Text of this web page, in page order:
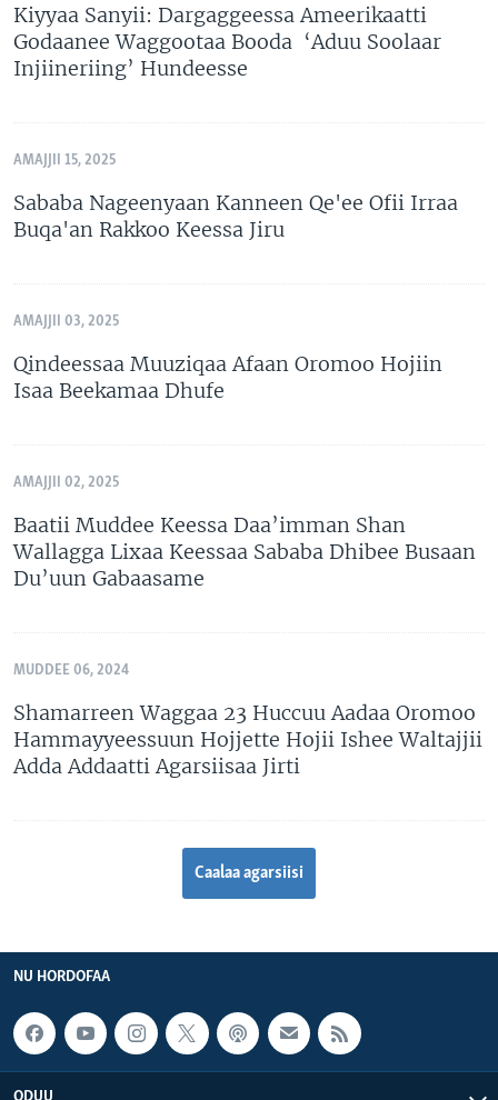
Kiyyaa Sanyii: Dargaggeessa Ameerikaatti
Godaanee Waggootaa Booda ‘Aduu Soolaar
Injiineriing’ Hundeesse
AMAJJII 15, 2025
Sababa Nageenyaan Kanneen Qe'ee Ofii Irraa
Buqa'an Rakkoo Keessa Jiru
AMAJJII 03, 2025
Qindeessaa Muuziqaa Afaan Oromoo Hojiin
Isaa Beekamaa Dhufe
AMAJJII 02, 2025
Baatii Muddee Keessa Daa’imman Shan
Wallagga Lixaa Keessaa Sababa Dhibee Busaan
Du’uun Gabaasame
MUDDEE 06, 2024
Shamarreen Waggaa 23 Huccuu Aadaa Oromoo
Hammayyeessuun Hojjette Hojii Ishee Waltajjii
Adda Addaatti Agarsiisaa Jirti
Caalaa agarsiisi
NU HORDOFAA